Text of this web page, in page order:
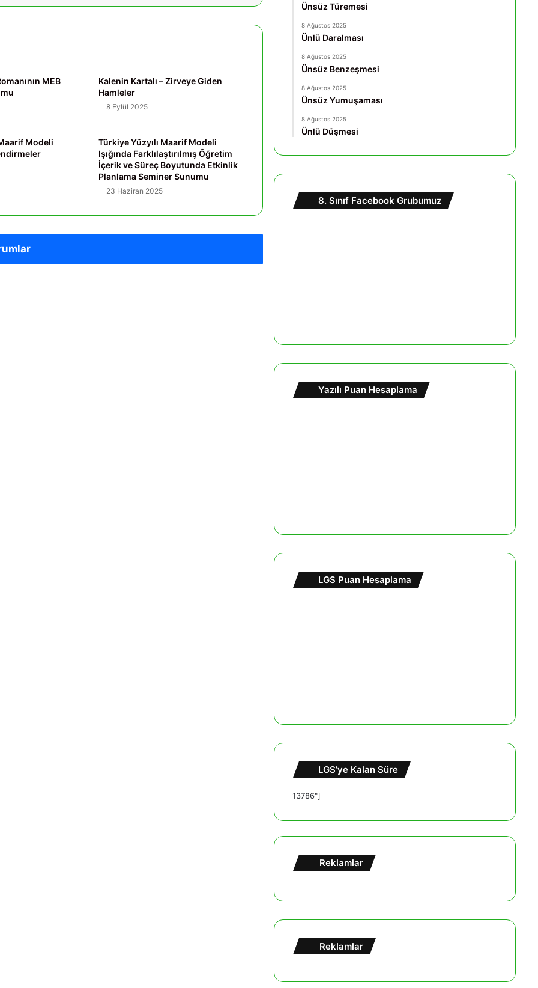
MEB
Kalenin Kartalı – Zirveye Giden
Hamleler
8 Eylül 2025
Modeli
Türkiye Yüzyılı Maarif Modeli
Işığında Farklılaştırılmış Öğretim
İçerik ve Süreç Boyutunda Etkinlik
Planlama Seminer Sunumu
23 Haziran 2025
Ünsüz Türemesi
8 Ağustos 2025
Ünlü Daralması
8 Ağustos 2025
Ünsüz Benzeşmesi
8 Ağustos 2025
Ünsüz Yumuşaması
8 Ağustos 2025
Ünlü Düşmesi
8. Sınıf Facebook Grubumuz
Yazılı Puan Hesaplama
LGS Puan Hesaplama
LGS’ye Kalan Süre
13786"]
Reklamlar
Reklamlar